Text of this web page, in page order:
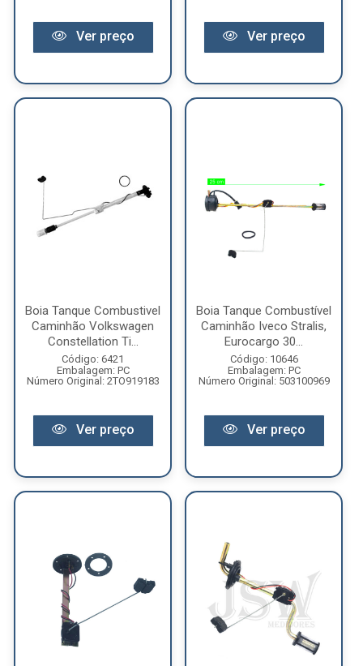
Ver preço Ver preço
Boia Tanque Combustivel
Caminhão Volkswagen
Constellation Ti...
Código: 6421
Embalagem: PC
Número Original: 2TO919183
Ver preço
Boia Tanque Combustível
Caminhão Iveco Stralis,
Eurocargo 30...
Código: 10646
Embalagem: PC
Número Original: 503100969
Ver preço